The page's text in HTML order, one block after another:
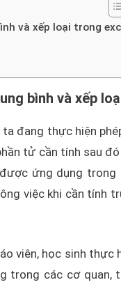
và xếp loại trong
bình và xếp
đang thực hiện
tử cần tính sau
ứng dụng
việc khi cần tính
viên, học sinh thực
trong các cơ